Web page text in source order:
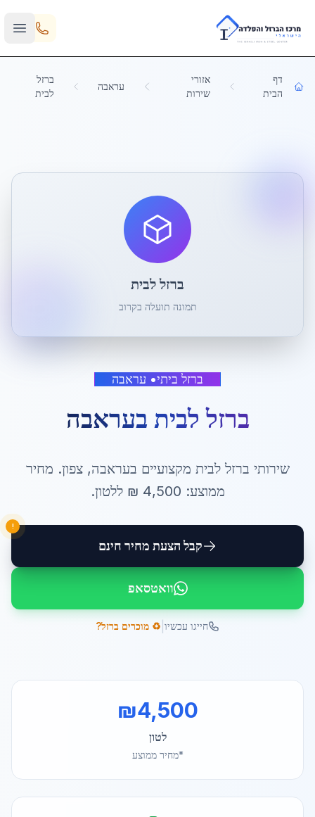
Skip to main content
דף
הבית
אזורי
שירות
עראבה
ברזל
לבית
ברזל ביתי• עראבה
ברזל לבית בעראבה
שירותי ברזל לבית מקצועיים בעראבה,צפון. מחיר
ממוצע: 4,500 ₪ ללטון.
קבל הצעת מחיר חינם
!
וואטסאפ
חייגו עכשיו ♻️ מוכרים ברזל?
ברזל לבית
תמונה תועלה בקרוב
₪4,500
לטון
*מחיר ממוצע